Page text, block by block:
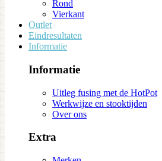
Rond
Vierkant
Outlet
Eindresultaten
Informatie
Informatie
Uitleg fusing met de HotPot
Werkwijze en stooktijden
Over ons
Extra